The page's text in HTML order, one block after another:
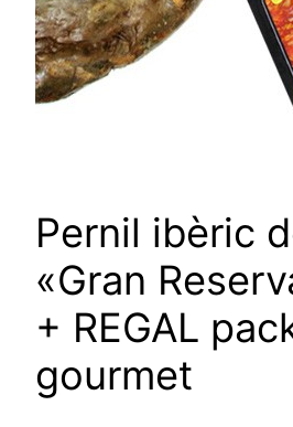
Pernil ibèric
«Gran
+ REGAL
gourmet